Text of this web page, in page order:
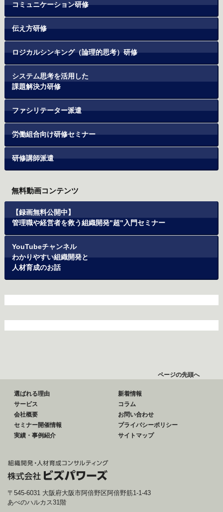
コミュニケーション研修
伝え方研修
ロジカルシンキング（論理的思考）研修
システム思考を活用した
課題解決力研修
ファシリテーター派遣
労働組合向け研修セミナー
研修講師派遣
無料動画コンテンツ
【録画無料公開中】
管理職や経営者を救う組織開発"超"入門セミナー
YouTubeチャンネル
わかりやすい組織開発と
人材育成のお話
ページの先頭へ
選ばれる理由
サービス
会社概要
セミナー開催情報
実績・事例紹介
新着情報
コラム
お問い合わせ
プライバシーポリシー
サイトマップ
〒545-6031 大阪府大阪市阿倍野区阿倍野筋1-1-43
あべのハルカス31階